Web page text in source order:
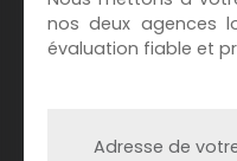
nos deux agences
évaluation fiable et
Adresse de